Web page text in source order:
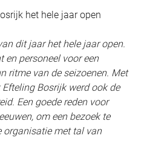
het hele jaar open
dit jaar het hele jaar open.
en personeel voor een
ritme van de seizoenen. Met
Bosrijk werd ook de
Een goede reden voor
om een bezoek te
organisatie met tal van